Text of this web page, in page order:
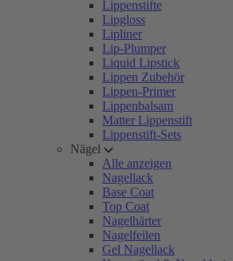
Lippenstifte
Lipgloss
Lipliner
Lip-Plumper
Liquid Lipstick
Lippen Zubehör
Lippen-Primer
Lippenbalsam
Matter Lippenstift
Lippenstift-Sets
Nägel
Alle anzeigen
Nagellack
Base Coat
Top Coat
Nagelhärter
Nagelfeilen
Gel Nagellack